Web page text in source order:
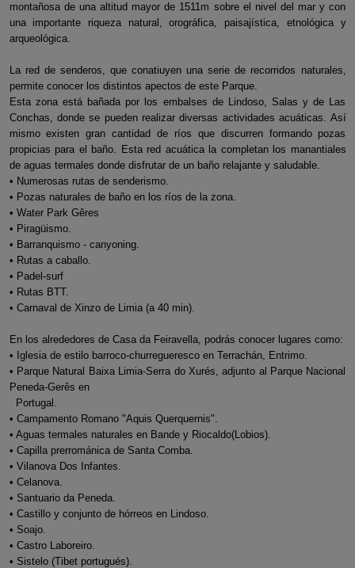
montañosa de una altitud mayor de 1511m sobre el nivel del mar y con
una importante riqueza natural, orográfica, paisajística, etnológica y
arqueológica.
La red de senderos, que conatiuyen una serie de recorridos naturales,
permite conocer los distintos apectos de este Parque.
Esta zona está bañada por los embalses de Lindoso, Salas y de Las
Conchas, donde se pueden realizar diversas actividades acuáticas. Así
mismo existen gran cantidad de ríos que discurren formando pozas
propicias para el baño. Esta red acuática la completan los manantiales
de aguas termales donde disfrutar de un baño relajante y saludable.
• Numerosas rutas de senderismo.
• Pozas naturales de baño en los ríos de la zona.
• Water Park Gêres
• Piragüismo.
• Barranquismo - canyoning.
• Rutas a caballo.
• Padel-surf
• Rutas BTT.
• Carnaval de Xinzo de Limia (a 40 min).
En los alrededores de Casa da Feiravella, podrás conocer lugares como:
• Iglesia de estilo barroco-churregueresco en Terrachán, Entrimo.
• Parque Natural Baixa Limia-Serra do Xurés, adjunto al Parque Nacional
Peneda-Gerês en
Portugal.
• Campamento Romano "Aquis Querquernis".
• Aguas termales naturales en Bande y Riocaldo(Lobios).
• Capilla prerrománica de Santa Comba.
• Vilanova Dos Infantes.
• Celanova.
• Santuario da Peneda.
• Castillo y conjunto de hórreos en Lindoso.
• Soajo.
• Castro Laboreiro.
• Sistelo (Tibet portugués).